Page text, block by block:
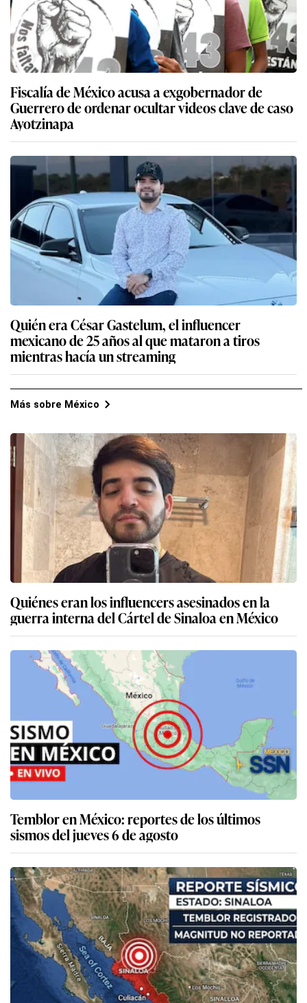
Fiscalía de México acusa a exgobernador de
Guerrero de ordenar ocultar videos clave de caso
Ayotzinapa
Quién era César Gastelum, el influencer
mexicano de 25 años al que mataron a tiros
mientras hacía un streaming
Más sobre México
Quiénes eran los influencers asesinados en la
guerra interna del Cártel de Sinaloa en México
Temblor en México: reportes de los últimos
sismos del jueves 6 de agosto